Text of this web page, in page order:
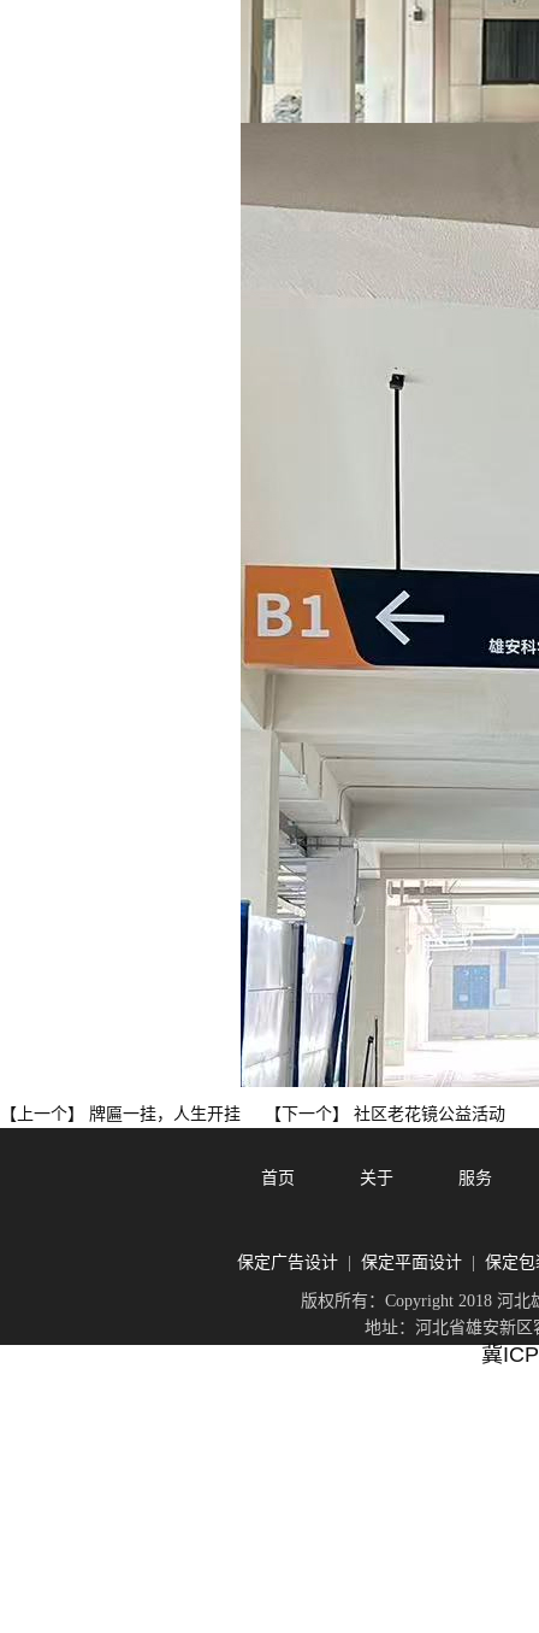
【上一个】 牌匾一挂，人生开挂 【下一个】 社区老花镜公益活动
首页 关于 服务
保定广告设计| 保定平面设计| 保定包
版权所有：Copyright 2018 河
地址：河北省雄安新区
冀